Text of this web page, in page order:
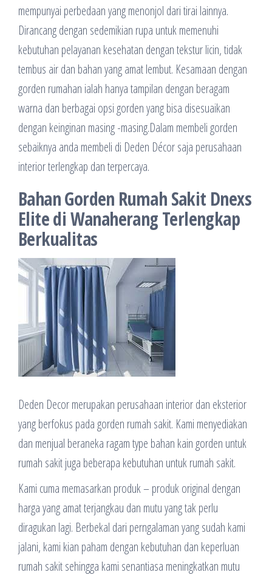
mempunyai perbedaan yang menonjol dari tirai lainnya.
Dirancang dengan sedemikian rupa untuk memenuhi
kebutuhan pelayanan kesehatan dengan tekstur licin, tidak
tembus air dan bahan yang amat lembut. Kesamaan dengan
gorden rumahan ialah hanya tampilan dengan beragam
warna dan berbagai opsi gorden yang bisa disesuaikan
dengan keinginan masing -masing.Dalam membeli gorden
sebaiknya anda membeli di Deden Décor saja perusahaan
interior terlengkap dan terpercaya.
Bahan Gorden Rumah Sakit Dnexs
Elite di Wanaherang Terlengkap
Berkualitas
Deden Decor merupakan perusahaan interior dan eksterior
yang berfokus pada gorden rumah sakit. Kami menyediakan
dan menjual beraneka ragam type bahan kain gorden untuk
rumah sakit juga beberapa kebutuhan untuk rumah sakit.
Kami cuma memasarkan produk – produk original dengan
harga yang amat terjangkau dan mutu yang tak perlu
diragukan lagi. Berbekal dari perngalaman yang sudah kami
jalani, kami kian paham dengan kebutuhan dan keperluan
rumah sakit sehingga kami senantiasa meningkatkan mutu